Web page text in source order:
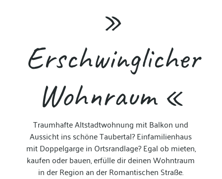
»
Erschwinglicher
Wohnraum «
Traumhafte Altstadtwohnung mit Balkon und
Aussicht ins schöne Taubertal? Einfamilienhaus
mit Doppelgarge in Ortsrandlage? Egal ob mieten,
kaufen oder bauen, erfülle dir deinen Wohntraum
in der Region an der Romantischen Straße.